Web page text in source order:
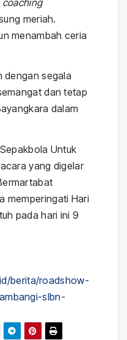
meriah.
menambah ceria
dengan segala
dan tetap
dalam
Untuk
yang digelar
memperingati Hari
pada hari ini 9
berita/roadshow-
slbn-